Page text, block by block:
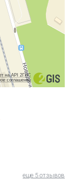
на API 2ГИС
соглашение
еще 5 отзывов